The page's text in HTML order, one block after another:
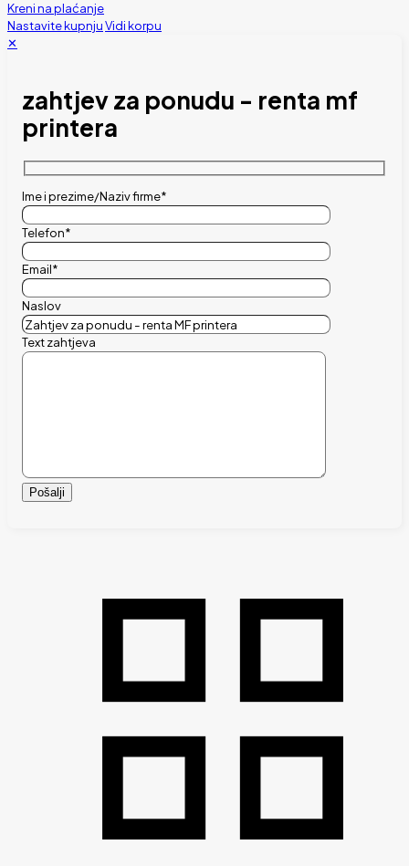
Kreni na plaćanje
Nastavite kupnjuVidi korpu
✕
zahtjev za ponudu - renta mf
printera
Ime i prezime/Naziv firme*
Telefon*
Email*
Naslov
Text zahtjeva